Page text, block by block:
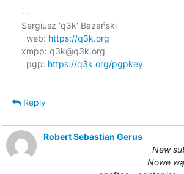
--
Sergiusz 'q3k' Bazański
  web:
https://q3k.org
xmpp: q3k@q3k.org
  pgp:
https://q3k.org/pgpkey
Reply
Robert Sebastian Gerus
New
Nowe